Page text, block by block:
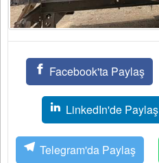
Facebook'ta Paylaş
LinkedIn'de Paylaş
Telegram'da Paylaş